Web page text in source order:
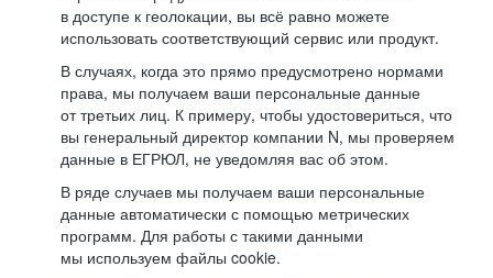
в доступе к геолокации, вы всё равно можете
использовать соответствующий сервис или продукт.
В случаях, когда это прямо предусмотрено нормами
права, мы получаем ваши персональные данные
от третьих лиц. К примеру, чтобы удостовериться, что
вы генеральный директор компании N, мы проверяем
данные в ЕГРЮЛ, не уведомляя вас об этом.
В ряде случаев мы получаем ваши персональные
данные автоматически с помощью метрических
программ. Для работы с такими данными
мы используем файлы cookie.